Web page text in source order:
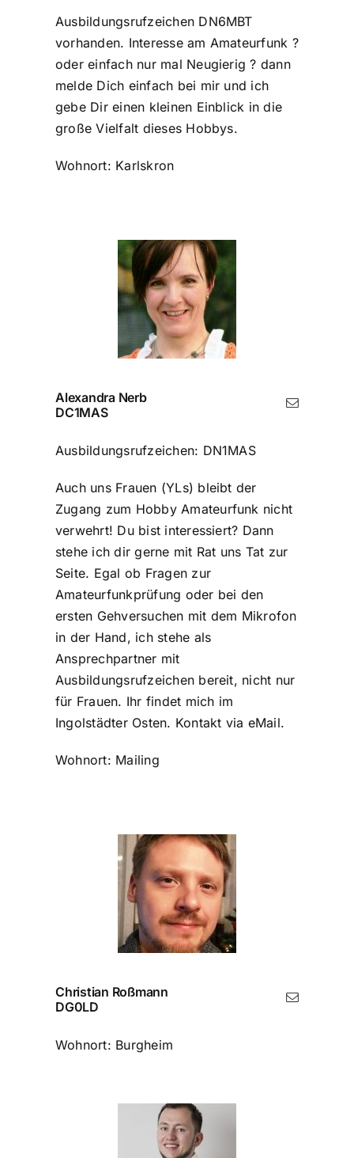
Ausbildungsrufzeichen DN6MBT
vorhanden. Interesse am Amateurfunk ?
oder einfach nur mal Neugierig ? dann
melde Dich einfach bei mir und ich
gebe Dir einen kleinen Einblick in die
große Vielfalt dieses Hobbys.
Wohnort: Karlskron
Alexandra Nerb
DC1MAS
Ausbildungsrufzeichen: DN1MAS
Auch uns Frauen (YLs) bleibt der
Zugang zum Hobby Amateurfunk nicht
verwehrt! Du bist interessiert? Dann
stehe ich dir gerne mit Rat uns Tat zur
Seite. Egal ob Fragen zur
Amateurfunkprüfung oder bei den
ersten Gehversuchen mit dem Mikrofon
in der Hand, ich stehe als
Ansprechpartner mit
Ausbildungsrufzeichen bereit, nicht nur
für Frauen. Ihr findet mich im
Ingolstädter Osten. Kontakt via eMail.
Wohnort: Mailing
Christian Roßmann
DG0LD
Wohnort: Burgheim